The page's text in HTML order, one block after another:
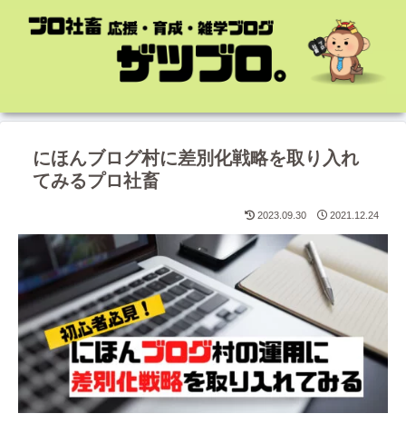
にほんブログ村に差別化戦略を取り入れ
てみるプロ社畜
2023.09.30 2021.12.24